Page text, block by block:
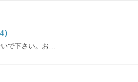
いで下さい。お…